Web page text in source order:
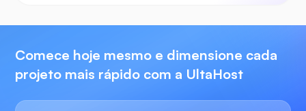
Comece hoje mesmo e dimensione cada
projeto mais rápido com a UltaHost